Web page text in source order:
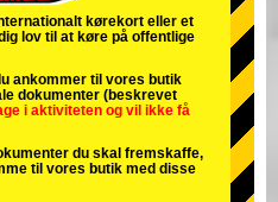
Tokyo Bay
Osaka
kørekort eller et
lov til at køre på offentlige
til vores butik
dokumenter (beskrevet
i aktiviteten og vil ikke få
du skal fremskaffe,
til vores butik med disse